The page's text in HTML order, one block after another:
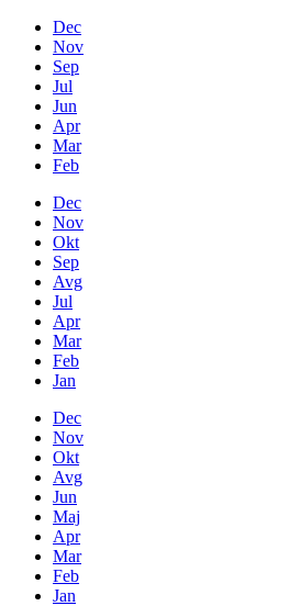
Dec
Nov
Sep
Jul
Jun
Apr
Mar
Feb
Dec
Nov
Okt
Sep
Avg
Jul
Apr
Mar
Feb
Jan
Dec
Nov
Okt
Avg
Jun
Maj
Apr
Mar
Feb
Jan